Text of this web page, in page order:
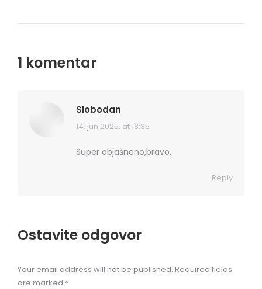
1 komentar
Slobodan
says:
14. jun 2025. at 18:35
Super objašneno,bravo.
Reply
Ostavite odgovor
Your email address will not be published. Required fields
are marked *